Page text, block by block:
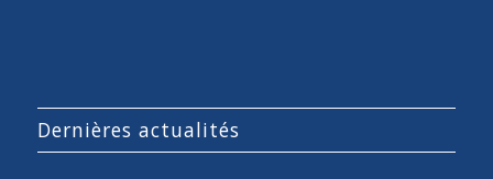
Dernières actualités